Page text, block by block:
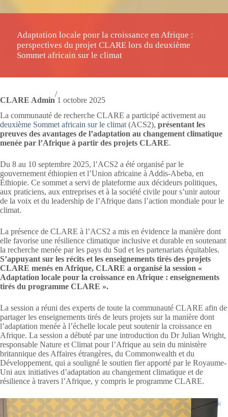
Adaptation locale pour la croissance en Afrique :
perspectives du projet CLARE lors du deuxième
Sommet africain sur le climat
CLARE Admin
/
1 octobre 2025
La communauté de recherche CLARE a participé activement au
deuxième Sommet africain sur le climat (ACS2), présentant les
preuves des avantages de l’adaptation au changement climatique
menée par l’Afrique à partir des projets CLARE.
Du 8 au 10 septembre 2025, l’ACS2 a été organisé par le
gouvernement éthiopien et l’Union africaine à Addis-Abeba, en
Éthiopie. Ce sommet a servi de plateforme aux décideurs politiques,
aux praticiens, aux entreprises et à la société civile pour s’unir autour
de la voix et du leadership de l’Afrique dans l’action mondiale pour le
climat.
La présence de CLARE à l’ACS2 a mis en évidence la manière dont
elle favorise une résilience climatique inclusive et durable en soutenant
la recherche menée par les pays du Sud et les partenariats équitables.
S’appuyant sur les récits et les enseignements tirés des projets
CLARE menés en Afrique, CLARE a organisé la session «
Adaptation locale pour la croissance en Afrique : enseignements
tirés du programme CLARE ».
La session a réuni des experts de toute la communauté CLARE afin de
partager les enseignements tirés de leurs projets sur la manière dont
l’adaptation menée à l’échelle locale peut soutenir la croissance en
Afrique. La session a débuté par une introduction du Dr Julian Wright,
responsable Nature et Climat pour l’Afrique au sein du ministère
britannique des Affaires étrangères, du Commonwealth et du
Développement, qui a souligné le soutien fier apporté par le Royaume-
Uni aux initiatives d’adaptation au changement climatique et de
résilience à travers l’Afrique, y compris le programme CLARE.